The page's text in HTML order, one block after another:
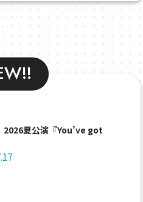
夏公演『You’ve got